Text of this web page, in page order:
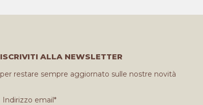
ISCRIVITI ALLA NEWSLETTER
per restare sempre aggiornato sulle nostre novità
Indirizzo email*